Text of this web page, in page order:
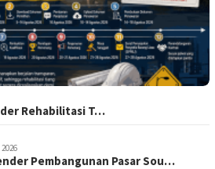
Rehabilitasi T…
Pembangunan Pasar Sou…